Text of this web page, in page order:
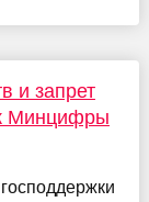
и запрет
Минцифры